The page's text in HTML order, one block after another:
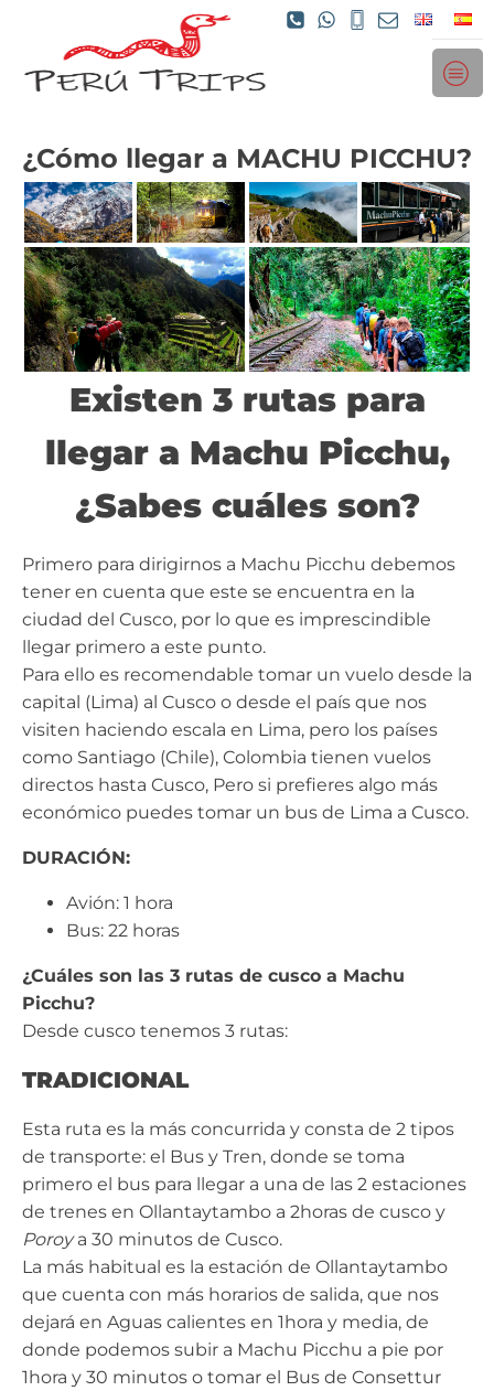
¿Cómo llegar a MACHU PICCHU?
Existen 3 rutas para
llegar a Machu Picchu,
¿Sabes cuáles son?
Primero para dirigirnos a Machu Picchu debemos
tener en cuenta que este se encuentra en la
ciudad del Cusco, por lo que es imprescindible
llegar primero a este punto.
Para ello es recomendable tomar un vuelo desde la
capital (Lima) al Cusco o desde el país que nos
visiten haciendo escala en Lima, pero los países
como Santiago (Chile), Colombia tienen vuelos
directos hasta Cusco, Pero si prefieres algo más
económico puedes tomar un bus de Lima a Cusco.
DURACIÓN:
Avión: 1 hora
Bus: 22 horas
¿Cuáles son las 3 rutas de cusco a Machu
Picchu?
Desde cusco tenemos 3 rutas:
TRADICIONAL
Esta ruta es la más concurrida y consta de 2 tipos
de transporte: el Bus y Tren, donde se toma
primero el bus para llegar a una de las 2 estaciones
de trenes en Ollantaytambo a 2horas de cusco y
Poroya 30 minutos de Cusco.
La más habitual es la estación de Ollantaytambo
que cuenta con más horarios de salida, que nos
dejará en Aguas calientes en 1hora y media, de
donde podemos subir a Machu Picchu a pie por
1hora y 30 minutos o tomar el Bus de Consettur